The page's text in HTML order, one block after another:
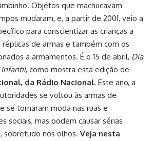
Objetos que machucavam
mudaram, e, a partir de 2001, veio a
para conscientizar as crianças a
réplicas de armas e também com os
a armamentos. É o 15 de abril, Dia
Infantil, como mostra esta edição de
da Rádio Nacional. Este ano, a
se voltou às armas de
se tornaram moda nas ruas e
sociais, mas podem causar sérias
sobretudo nos olhos. Veja nesta